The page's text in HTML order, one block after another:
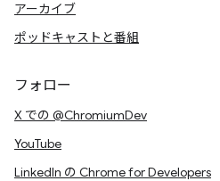
アーカイブ
ポッドキャストと番組
フォロー
X での @ChromiumDev
YouTube
LinkedIn の Chrome for Developers